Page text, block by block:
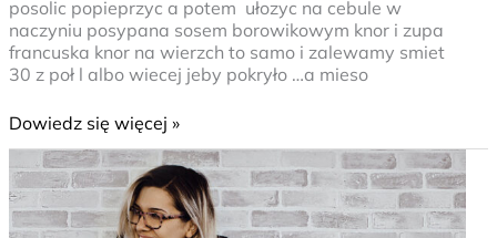
posolic popieprzyc a potem ułozyc na cebule w
naczyniu posypana sosem borowikowym knor i zupa
francuska knor na wierzch to samo i zalewamy smiet
30 z poł l albo wiecej jeby pokryło …a mieso
Dowiedz się więcej »
Rozmiary
zdjęć
na
facebook